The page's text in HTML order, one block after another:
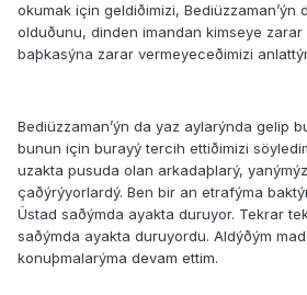
okumak için geldiðimizi, Bediüzzaman’ýn
olduðunu, dinden imandan kimseye
baþkasýna zarar vermeyeceðimizi
Bediüzzaman’ýn da yaz aylarýnda gelip
bunun için burayý tercih ettiðimizi
uzakta pusuda olan arkadaþlarý,
çaðýrýyorlardý. Ben bir an etrafýma
Üstad saðýmda ayakta duruyor. Tekrar
saðýmda ayakta duruyordu. Aldýðým
konuþmalarýma devam ettim.